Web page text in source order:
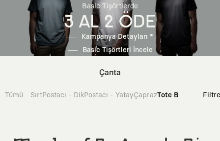
Basic Tişörtlerde
3 AL 2 ÖDE
Kampanya Detayları *
Basic Tişörtleri İncele
Çanta
Tümü SırtPostacı - DikPostacı - YatayÇaprazTote Bag Filtre